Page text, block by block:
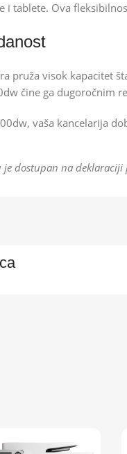
i tablete. Ova
pruža visok kapacitet
čine ga dugoročnim
vaša kancelarija
dostupan na deklaraciji